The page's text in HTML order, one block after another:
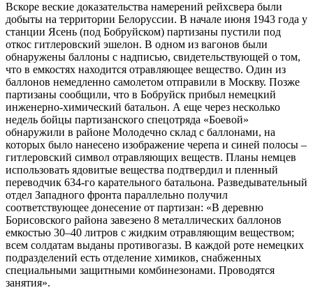
Вскоре веские доказательства намерений рейхсвера были
добыты на территории Белоруссии. В начале июня 1943 года у
станции Ясень (под Бобруйском) партизаны пустили под
откос гитлеровский эшелон. В одном из вагонов были
обнаружены баллоны с надписью, свидетельствующей о том,
что в емкостях находится отравляющее вещество. Один из
баллонов немедленно самолетом отправили в Москву. Позже
партизаны сообщили, что в Бобруйск прибыл немецкий
инженерно-химический батальон. А еще через несколько
недель бойцы партизанского спецотряда «Боевой»
обнаружили в районе Молодечно склад с баллонами, на
которых было нанесено изображение черепа и синей полосы –
гитлеровский символ отравляющих веществ. Планы немцев
использовать ядовитые вещества подтвердил и пленный
переводчик 634-го карательного батальона. Разведывательный
отдел Западного фронта параллельно получил
соответствующее донесение от партизан: «В деревню
Борисовского района завезено 8 металлических баллонов
емкостью 30–40 литров с жидким отравляющим веществом;
всем солдатам выданы противогазы. В каждой роте немецких
подразделений есть отделение химиков, снабженных
специальными защитными комбинезонами. Проводятся
занятия».